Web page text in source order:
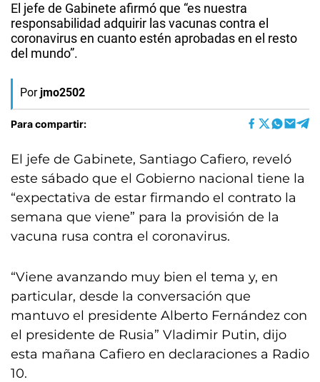
El jefe de Gabinete afirmó que “es nuestra
responsabilidad adquirir las vacunas contra el
coronavirus en cuanto estén aprobadas en el resto
del mundo”.
Por jmo2502
Para compartir:
El jefe de Gabinete, Santiago Cafiero, reveló
este sábado que el Gobierno nacional tiene la
“expectativa de estar firmando el contrato la
semana que viene” para la provisión de la
vacuna rusa contra el coronavirus.
“Viene avanzando muy bien el tema y, en
particular, desde la conversación que
mantuvo el presidente Alberto Fernández con
el presidente de Rusia” Vladimir Putin, dijo
esta mañana Cafiero en declaraciones a Radio
10.